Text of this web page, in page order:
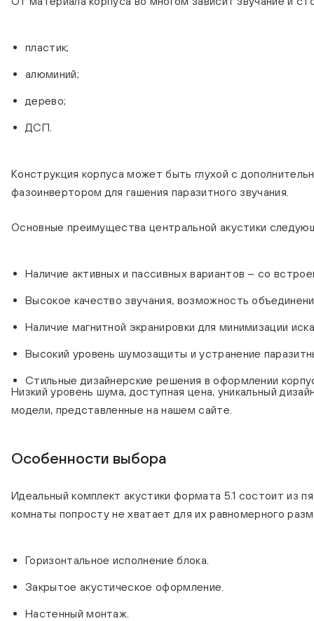
пластик;
алюминий;
дерево;
ДСП.
Конструкция корпуса может быть глухой с
фазоинвертором для гашения паразитного звучания.
Основные преимущества центральной акустики
Наличие активных и пассивных вариантов – со
Высокое качество звучания, возможность
Наличие магнитной экранировки для минимизации
Высокий уровень шумозащиты и устранение
Стильные дизайнерские решения в оформлении
Низкий уровень шума, доступная цена, уникальный
модели, представленные на нашем сайте.
Особенности выбора
Идеальный комплект акустики формата 5.1 состоит из
комнаты попросту не хватает для их равномерного
Горизонтальное исполнение блока.
Закрытое акустическое оформление.
Настенный монтаж.